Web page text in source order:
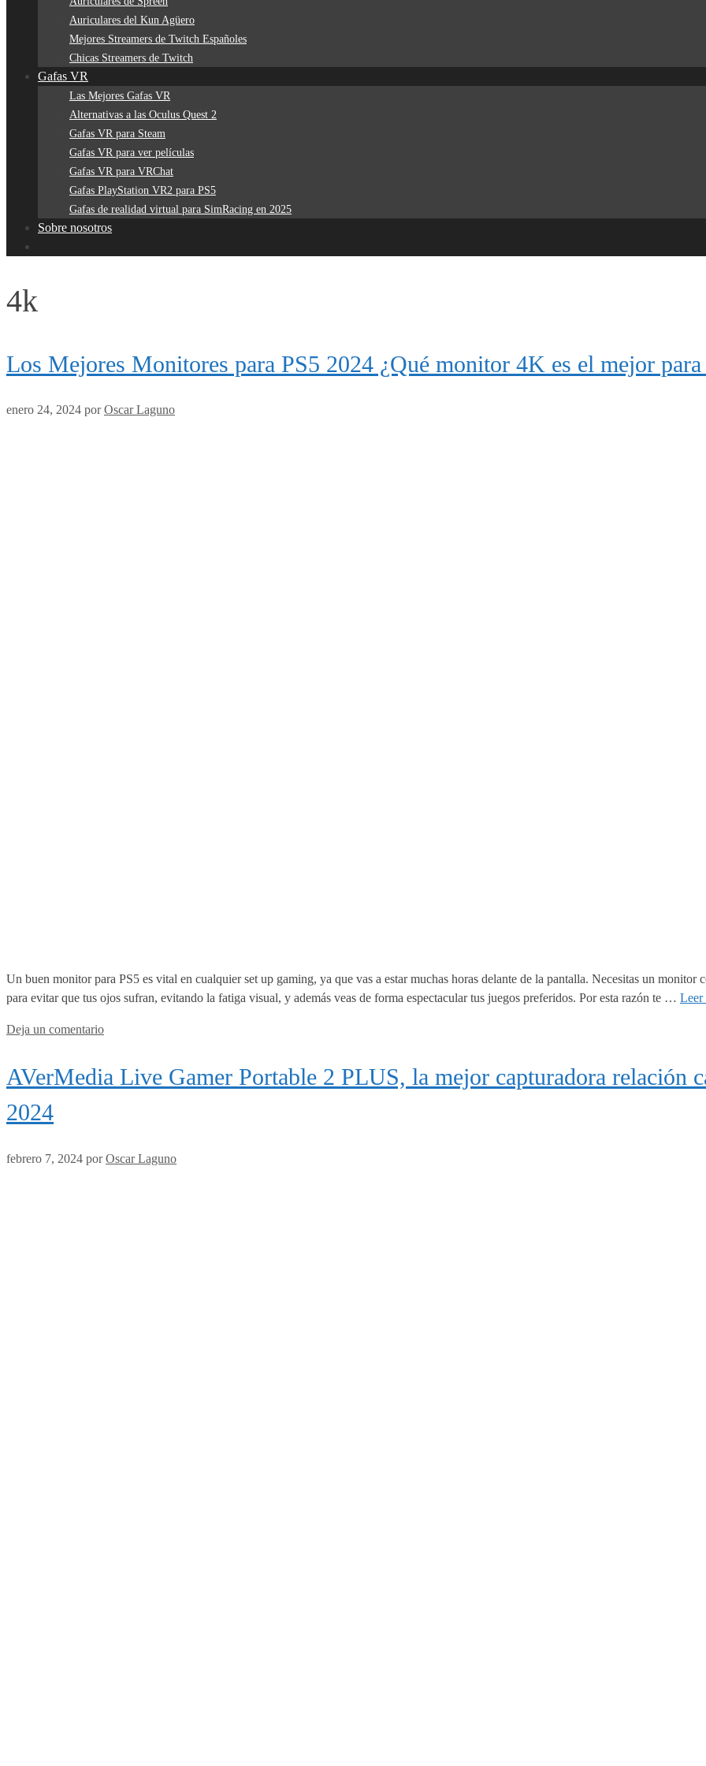
Auriculares del Kun Agüero
Mejores Streamers de Twitch Españoles
Chicas Streamers de Twitch
Gafas VR
Las Mejores Gafas VR
Alternativas a las Oculus Quest 2
Gafas VR para Steam
Gafas VR para ver películas
Gafas VR para VRChat
Gafas PlayStation VR2 para PS5
Gafas de realidad virtual para SimRacing en 2025
Sobre nosotros
4k
Los Mejores Monitores para PS5 2024 ¿Qué monitor 4K es el mejor para
enero 24, 2024 porOscar Laguno
Un buen monitor para PS5 es vital en cualquier set up gaming, ya que vas a estar muchas horas delante de la pantalla. Necesitas un monitor
para evitar que tus ojos sufran, evitando la fatiga visual, y además veas de forma espectacular tus juegos preferidos. Por esta razón te … Leer
Deja un comentario
AVerMedia Live Gamer Portable 2 PLUS, la mejor capturadora relación
2024
febrero 7, 2024 porOscar Laguno